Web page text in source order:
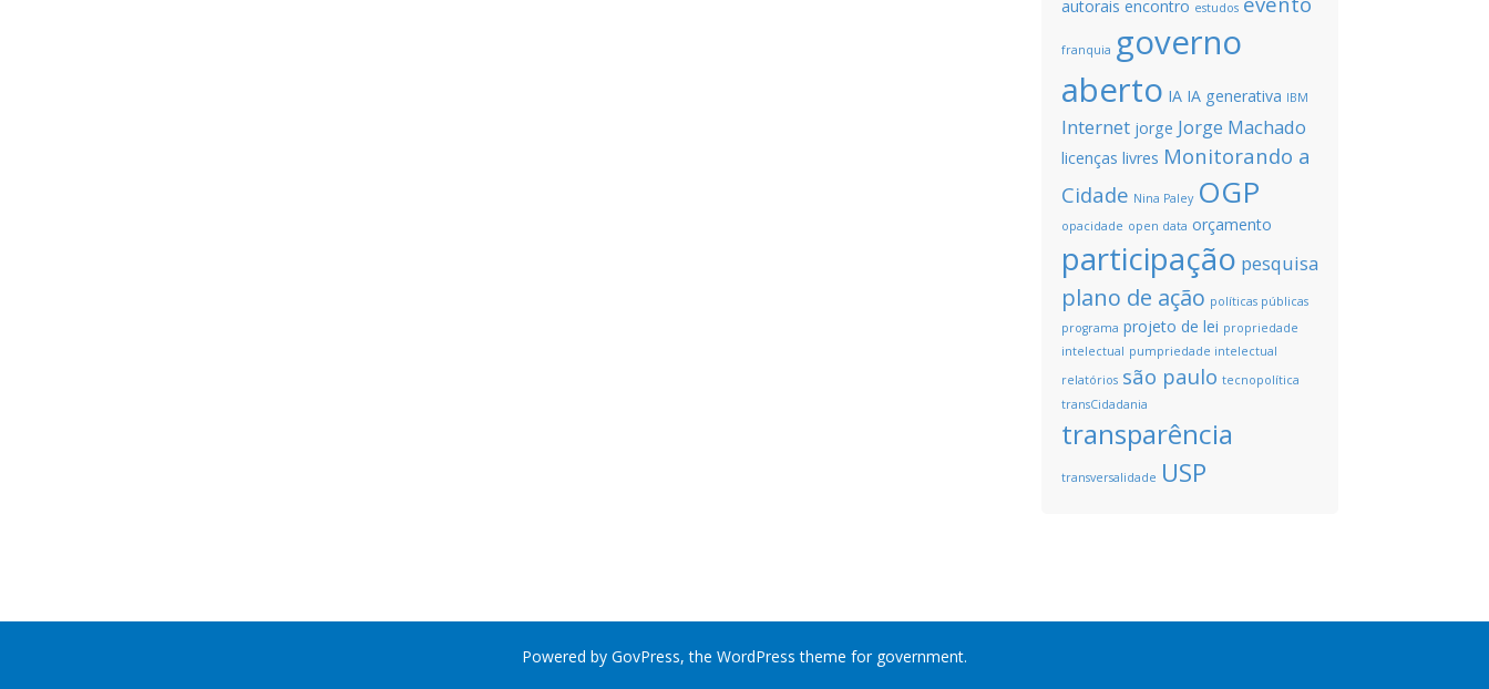
autorais encontro estudos
franquia governo
aberto IA IA generativa IBM
Internet jorge Jorge Machado
licenças livres Monitorando a
Cidade Nina Paley OGP
opacidade open data orçamento
participação pesquisa
plano de ação políticas públicas
programa projeto de lei propriedade
intelectual pumpriedade intelectual
relatórios são paulo tecnopolítica
transCidadania
transparência
transversalidade USP
Powered by GovPress, the WordPress theme for government.